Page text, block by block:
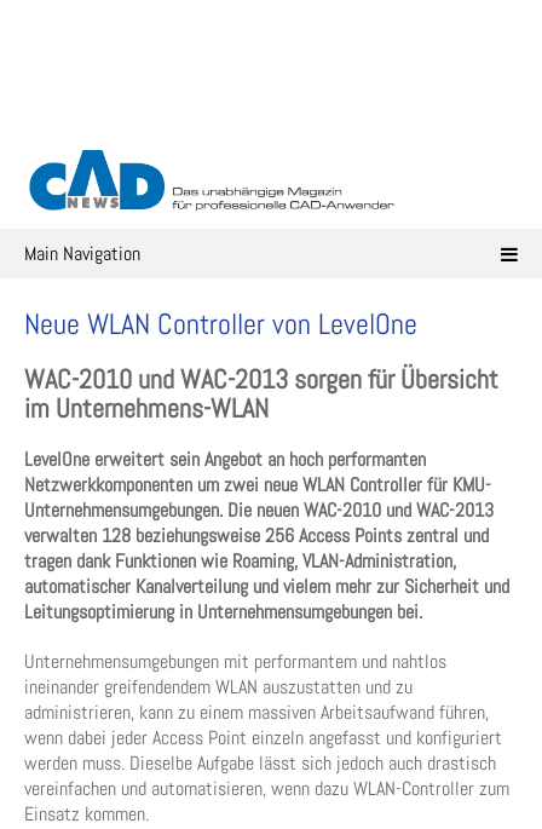
Main Navigation
Neue WLAN Controller von LevelOne
WAC-2010 und WAC-2013 sorgen für Übersicht
im Unternehmens-WLAN
LevelOne erweitert sein Angebot an hoch performanten
Netzwerkkomponenten um zwei neue WLAN Controller für KMU-
Unternehmensumgebungen. Die neuen WAC-2010 und WAC-2013
verwalten 128 beziehungsweise 256 Access Points zentral und
tragen dank Funktionen wie Roaming, VLAN-Administration,
automatischer Kanalverteilung und vielem mehr zur Sicherheit und
Leitungsoptimierung in Unternehmensumgebungen bei.
Unternehmensumgebungen mit performantem und nahtlos
ineinander greifendendem WLAN auszustatten und zu
administrieren, kann zu einem massiven Arbeitsaufwand führen,
wenn dabei jeder Access Point einzeln angefasst und konfiguriert
werden muss. Dieselbe Aufgabe lässt sich jedoch auch drastisch
vereinfachen und automatisieren, wenn dazu WLAN-Controller zum
Einsatz kommen.